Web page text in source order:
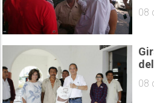
08
08